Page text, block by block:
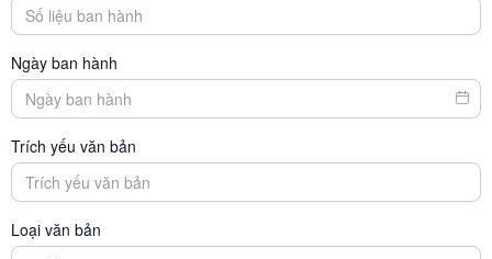
Ngày ban hành
Trích yếu văn bản
Loại văn bản